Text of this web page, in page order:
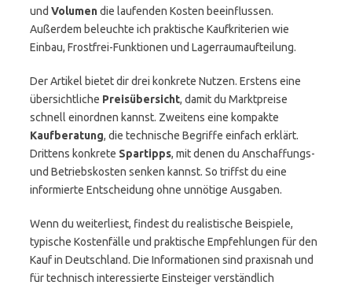
und Volumendie laufenden Kosten beeinflussen.
Außerdem beleuchte ich praktische Kaufkriterien wie
Einbau, Frostfrei-Funktionen und Lagerraumaufteilung.
Der Artikel bietet dir drei konkrete Nutzen. Erstens eine
übersichtliche Preisübersicht, damit du Marktpreise
schnell einordnen kannst. Zweitens eine kompakte
Kaufberatung, die technische Begriffe einfach erklärt.
Drittens konkrete Spartipps, mit denen du Anschaffungs-
und Betriebskosten senken kannst. So triffst du eine
informierte Entscheidung ohne unnötige Ausgaben.
Wenn du weiterliest, findest du realistische Beispiele,
typische Kostenfälle und praktische Empfehlungen für den
Kauf in Deutschland. Die Informationen sind praxisnah und
für technisch interessierte Einsteiger verständlich